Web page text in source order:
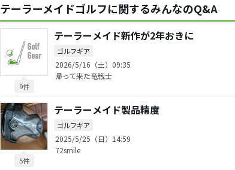
テーラーメイドゴルフに関するみんなのQ&A
9件
テーラーメイド新作が2年おきに
ゴルフギア
2026/5/16（土）09:35
帰って来た竜戦士
5件
テーラーメイド製品精度
ゴルフギア
2025/5/25（日）14:59
72smile